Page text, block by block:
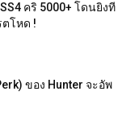
คริ 5000+ โดนยิงที
โหด !
ของ Hunter จะอัพ